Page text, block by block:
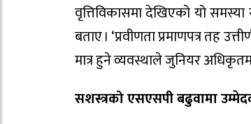
वृत्तिविकासमा देखिएको यो
बताए । ‘प्रवीणता प्रमाणपत्र तह
मात्र हुने व्यवस्थाले जुनियर
सशस्त्रको एसएसपी बढुवामा